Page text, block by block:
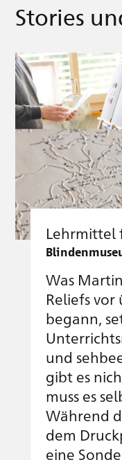
Stories
Lehrmittel
Was
Reliefs
begann,
und
gibt es
muss es
Während
dem
eine